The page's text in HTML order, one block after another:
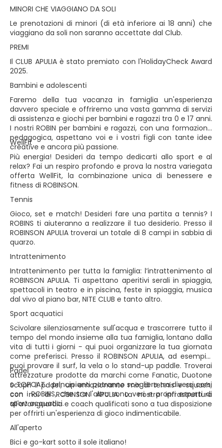
MINORI CHE VIAGGIANO DA SOLI
Le prenotazioni di minori (di età inferiore ai 18 anni) che
viaggiano da soli non saranno accettate dal Club.
PREMI
Il CLUB APULIA è stato premiato con l'HolidayCheck Award
2025.
Bambini e adolescenti
Faremo della tua vacanza in famiglia un'esperienza
davvero speciale e offriremo una vasta gamma di servizi
di assistenza e giochi per bambini e ragazzi tra 0 e 17 anni.
I nostri ROBIN per bambini e ragazzi, con una formazione
pedagogica, aspettano voi e i vostri figli con tante idee
creative e ancora più passione.
WellFit
Più energia! Desideri da tempo dedicarti allo sport e al
relax? Fai un respiro profondo e prova la nostra variegata
offerta WellFit, la combinazione unica di benessere e
fitness di ROBINSON.
Tennis
Gioco, set e match! Desideri fare una partita a tennis? I
ROBINS ti aiuteranno a realizzare il tuo desiderio. Presso il
ROBINSON APULIA troverai un totale di 8 campi in sabbia di
quarzo.
Intrattenimento
Intrattenimento per tutta la famiglia: l’intrattenimento al
ROBINSON APULIA. Ti aspettano aperitivi serali in spiaggia,
spettacoli in teatro e in piscina, feste in spiaggia, musica
dal vivo al piano bar, NITE CLUB e tanto altro.
Sport acquatici
Scivolare silenziosamente sull'acqua e trascorrere tutto il
tempo del mondo insieme alla tua famiglia, lontano dalla
vita di tutti i giorni - qui puoi organizzare la tua giornata
come preferisci. Presso il ROBINSON APULIA, ad esempio,
puoi provare il surf, la vela o lo stand-up paddle. Troverai
attrezzature prodotte da marchi come Fanatic, Duotone
o TOPCAT. I principianti potranno scegliere tra diversi corsi
con i ROBINS, che tra l'altro sono veri e propri esperti di
sport acquatici.
Padel
Scopri il padel, un emozionante mix di tennis e squash,
con noi di ROBINSON APULIA. La nostra infrastruttura
all'avanguardia e coach qualificati sono a tua disposizione
per offrirti un'esperienza di gioco indimenticabile.
All'aperto
Bici e go-kart sotto il sole italiano!